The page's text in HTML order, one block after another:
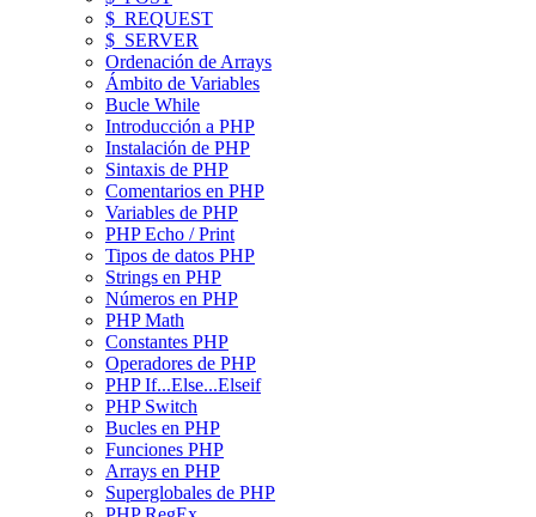
$_REQUEST
$_SERVER
Ordenación de Arrays
Ámbito de Variables
Bucle While
Introducción a PHP
Instalación de PHP
Sintaxis de PHP
Comentarios en PHP
Variables de PHP
PHP Echo / Print
Tipos de datos PHP
Strings en PHP
Números en PHP
PHP Math
Constantes PHP
Operadores de PHP
PHP If...Else...Elseif
PHP Switch
Bucles en PHP
Funciones PHP
Arrays en PHP
Superglobales de PHP